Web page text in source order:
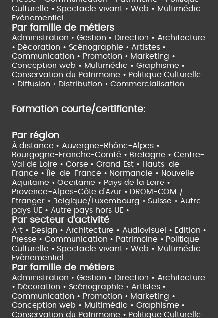
Culturelle • Spectacle vivant • Web • Multimédia
Evènementiel
Par famille de métiers
Administration • Gestion • Direction • Architecture
• Décoration • Scénographie • Artistes •
Communication • Promotion • Marketing •
Conception web • Multimédia • Graphisme •
Conservation du Patrimoine • Politique Culturelle
• Diffusion • Distribution • Commercialisation
Formation courte/certifiante:
Par région
À distance • Auvergne-Rhône-Alpes •
Bourgogne-Franche-Comté • Bretagne • Centre-
Val de Loire • Corse • Grand Est • Hauts-de-
France •
Île-de-France • Normandie • Nouvelle-
Aquitaine • Occitanie • Pays de la Loire •
Provence-Alpes-Côte d'Azur • DROM-COM /
Etranger • Belgique/Luxembourg • Suisse • Autre
pays UE • Autre pays hors UE •
Par secteur d'activité
Art • Design • Architecture • Audiovisuel • Edition •
Presse • Communication • Patrimoine • Politique
Culturelle • Spectacle vivant • Web • Multimédia
Evènementiel
Par famille de métiers
Administration • Gestion • Direction • Architecture
• Décoration • Scénographie • Artistes •
Communication • Promotion • Marketing •
Conception web • Multimédia • Graphisme •
Conservation du Patrimoine • Politique Culturelle